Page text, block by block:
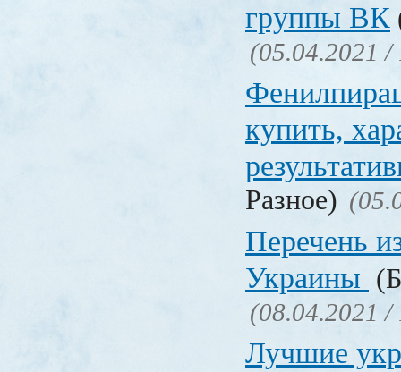
группы ВК
(05.04.2021 /
купить,
Разное)
Перечень
Украины
(08.04.2021 /
Лучшие